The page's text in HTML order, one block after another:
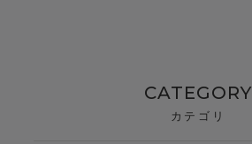
CATEGORY
カテゴリ